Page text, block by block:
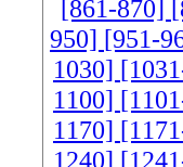
[861-870]
950] [951-
1030]
1100]
1170]
1240]